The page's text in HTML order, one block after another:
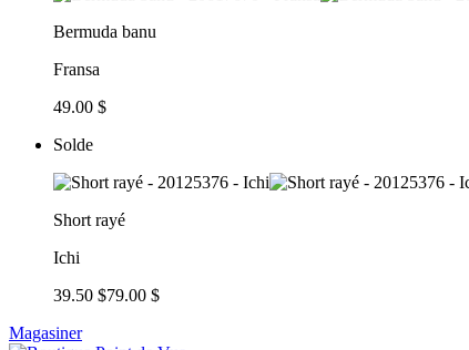
Bermuda banu
Fransa
49.00 $
Solde
Short rayé
Ichi
39.50 $79.00 $
Magasiner